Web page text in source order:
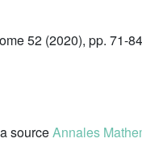
52 (2020), pp. 71-
sourceAnnales